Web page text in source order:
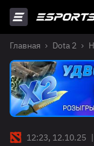
Главная Dota 2
12:23, 12.10.25 |